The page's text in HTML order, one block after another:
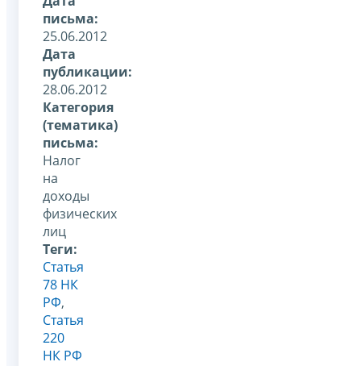
письма:
25.06.2012
Дата
публикации:
28.06.2012
Категория
(тематика)
письма:
Налог
на
доходы
физических
лиц
Теги:
Статья
78 НК
РФ,
Статья
220
НК РФ